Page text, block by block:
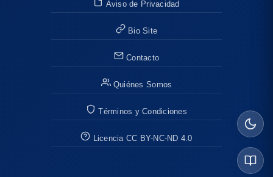
Aviso de Privacidad
Bio Site
Contacto
Quiénes Somos
Términos y Condiciones
Licencia CC BY-NC-ND 4.0